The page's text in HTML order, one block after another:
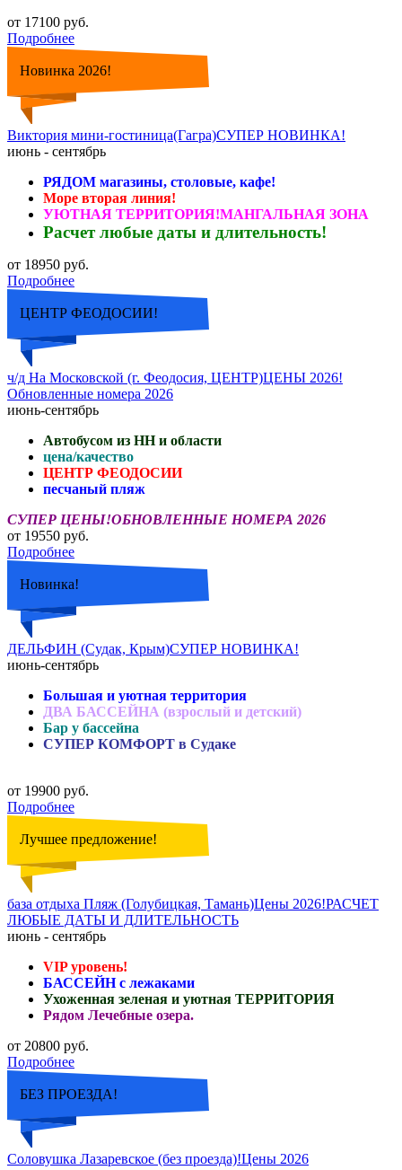
от 17100 руб.
Подробнее
Новинка 2026!
Виктория мини-гостиница(Гагра)СУПЕР НОВИНКА!
июнь - сентябрь
РЯДОМ магазины, столовые, кафе!
Море вторая линия!
УЮТНАЯ ТЕРРИТОРИЯ!МАНГАЛЬНАЯ ЗОНА
Расчет любые даты и длительность!
от 18950 руб.
Подробнее
ЦЕНТР ФЕОДОСИИ!
ч/д На Московской (г. Феодосия, ЦЕНТР)ЦЕНЫ 2026!
Обновленные номера 2026
июнь-сентябрь
Автобусом из НН и области
цена/качество
ЦЕНТР ФЕОДОСИИ
песчаный пляж
СУПЕР ЦЕНЫ!ОБНОВЛЕННЫЕ НОМЕРА 2026
от 19550 руб.
Подробнее
Новинка!
ДЕЛЬФИН (Судак, Крым)СУПЕР НОВИНКА!
июнь-сентябрь
Большая и уютная территория
ДВА БАССЕЙНА (взрослый и детский)
Бар у бассейна
СУПЕР КОМФОРТ в Судаке
от 19900 руб.
Подробнее
Лучшее предложение!
база отдыха Пляж (Голубицкая, Тамань)Цены 2026!РАСЧЕТ
ЛЮБЫЕ ДАТЫ И ДЛИТЕЛЬНОСТЬ
июнь - сентябрь
VIP уровень!
БАССЕЙН с лежаками
Ухоженная зеленая и уютная ТЕРРИТОРИЯ
Рядом Лечебные озера.
от 20800 руб.
Подробнее
БЕЗ ПРОЕЗДА!
Соловушка Лазаревское (без проезда)!Цены 2026